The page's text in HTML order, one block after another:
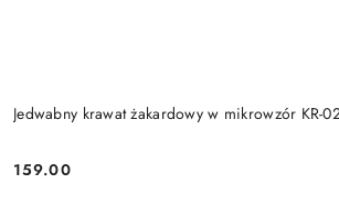
Jedwabny krawat żakardowy w mikrowzór KR-
Cena:
159.00